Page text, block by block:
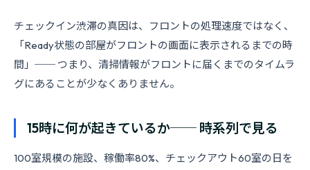
チェックイン渋滞の真因は、フロントの処理速度ではなく、
「Ready状態の部屋がフロントの画面に表示されるまでの時
間」── つまり、清掃情報がフロントに届くまでのタイムラ
グにあることが少なくありません。
15時に何が起きているか── 時系列で見る
100室規模の施設、稼働率80%、チェックアウト60室の日を